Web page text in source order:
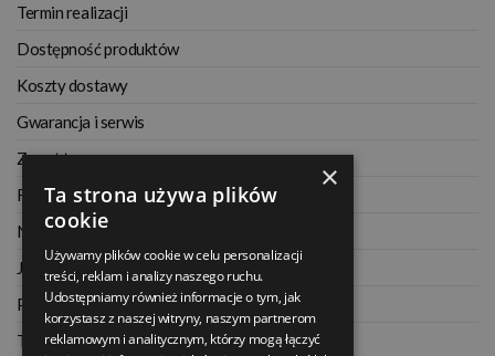
Termin realizacji
Dostępność produktów
Koszty dostawy
Gwarancja i serwis
Zwrot towaru
Regulamin
Najczęściej zadawane pytania
Jak kupować na raty
Polityka prywatności
Twoje zamówienia
×
Ta strona używa plików
cookie
Używamy plików cookie w celu personalizacji
treści, reklam i analizy naszego ruchu.
Udostępniamy również informacje o tym, jak
korzystasz z naszej witryny, naszym partnerom
reklamowym i analitycznym, którzy mogą łączyć